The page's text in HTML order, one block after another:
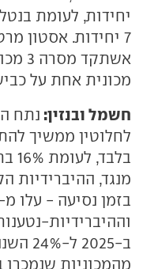
יחידות, לעומת
7 יחידות. אסטון
מכונית אחת על
חשמל ובנזין: נתח
מנגד, ההיברידיות
ב-
מהמכוניות שנמכרו